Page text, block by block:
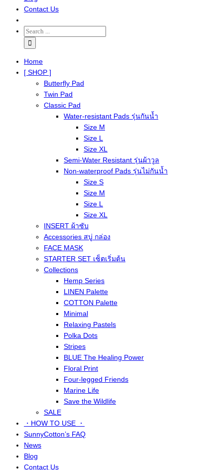
Contact Us
Home
[ SHOP ]
Butterfly Pad
Twin Pad
Classic Pad
Water-resistant Pads รุ่นกันน้ำ
Size M
Size L
Size XL
Semi-Water Resistant รุ่นผ้าวูล
Non-waterproof Pads รุ่นไม่กันน้ำ
Size S
Size M
Size L
Size XL
INSERT ผ้าซับ
Accessories สบู่ กล่อง
FACE MASK
STARTER SET เซ็ตเริ่มต้น
Collections
Hemp Series
LINEN Palette
COTTON Palette
Minimal
Relaxing Pastels
Polka Dots
Stripes
BLUE The Healing Power
Floral Print
Four-legged Friends
Marine Life
Save the Wildlife
SALE
・HOW TO USE ・
SunnyCotton’s FAQ
News
Blog
Contact Us